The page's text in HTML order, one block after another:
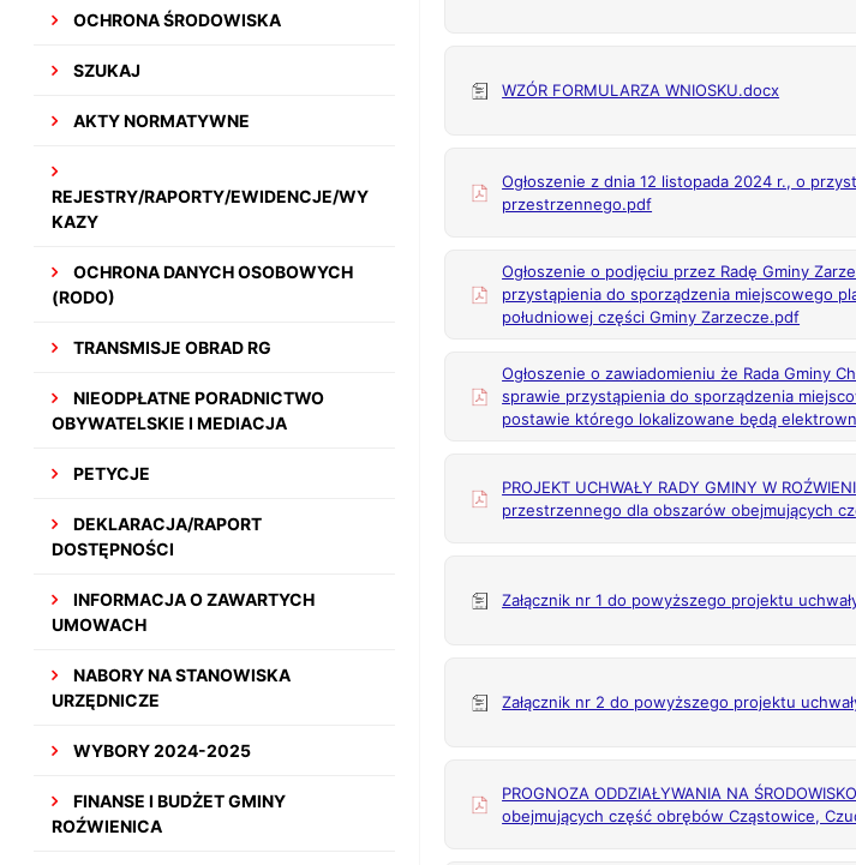
OCHRONA ŚRODOWISKA
SZUKAJ
AKTY NORMATYWNE
REJESTRY/RAPORTY/EWIDENCJE/WY
KAZY
OCHRONA DANYCH OSOBOWYCH
(RODO)
TRANSMISJE OBRAD RG
NIEODPŁATNE PORADNICTWO
OBYWATELSKIE I MEDIACJA
PETYCJE
DEKLARACJA/RAPORT
DOSTĘPNOŚCI
INFORMACJA O ZAWARTYCH
UMOWACH
NABORY NA STANOWISKA
URZĘDNICZE
WYBORY 2024-2025
FINANSE I BUDŻET GMINY
ROŹWIENICA
WZÓR FORMULARZA WNIOSKU.docx
Ogłoszenie z dnia 12 listopada 2024 r., o
przestrzennego.pdf
Ogłoszenie o podjęciu przez Radę Gminy
przystąpienia do sporządzenia miejscowego
południowej części Gminy Zarzecze.pdf
Ogłoszenie o zawiadomieniu że Rada Gminy
sprawie przystąpienia do sporządzenia
postawie którego lokalizowane będą
PROJEKT UCHWAŁY RADY GMINY W
przestrzennego dla obszarów obejmujących
Załącznik nr 1 do powyższego projektu
Załącznik nr 2 do powyższego projektu
PROGNOZA ODDZIAŁYWANIA NA
obejmujących część obrębów Cząstowice,